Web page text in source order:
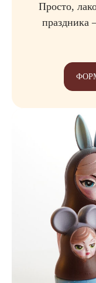
Просто,
праздника